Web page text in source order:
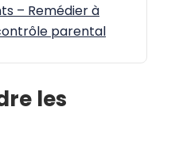
– Remédier à
parental
les